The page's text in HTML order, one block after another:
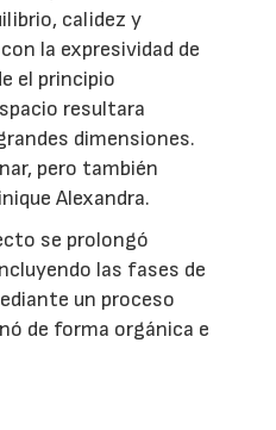
calidez y
la expresividad de
el principio
resultara
dimensiones.
pero también
Alexandra.
se prolongó
las fases de
un proceso
de forma orgánica e